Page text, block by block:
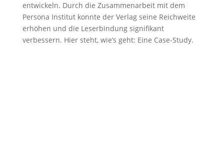
entwickeln. Durch die Zusammenarbeit mit dem
Persona Institut konnte der Verlag seine Reichweite
erhöhen und die Leserbindung signifikant
verbessern. Hier steht, wie’s geht: Eine Case-Study.